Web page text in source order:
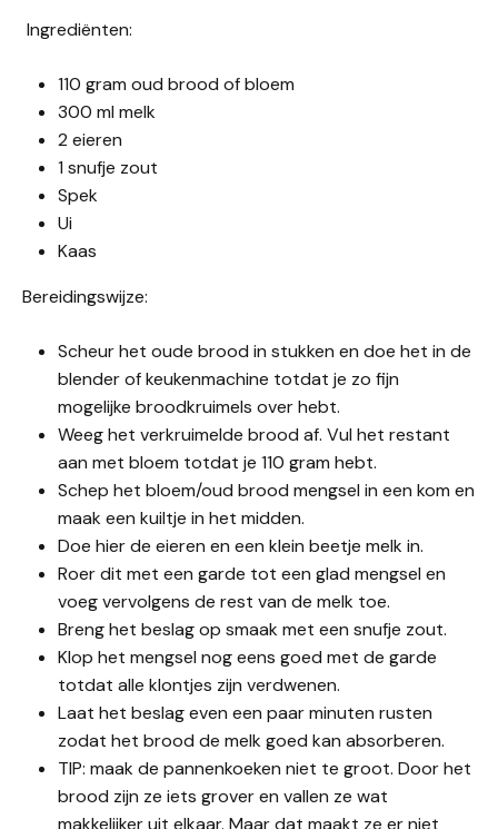
Ingrediënten:
110 gram oud brood of bloem
300 ml melk
2 eieren
1 snufje zout
Spek
Ui
Kaas
Bereidingswijze:
Scheur het oude brood in stukken en doe het in de
blender of keukenmachine totdat je zo fijn
mogelijke broodkruimels over hebt.
Weeg het verkruimelde brood af. Vul het restant
aan met bloem totdat je 110 gram hebt.
Schep het bloem/oud brood mengsel in een kom en
maak een kuiltje in het midden.
Doe hier de eieren en een klein beetje melk in.
Roer dit met een garde tot een glad mengsel en
voeg vervolgens de rest van de melk toe.
Breng het beslag op smaak met een snufje zout.
Klop het mengsel nog eens goed met de garde
totdat alle klontjes zijn verdwenen.
Laat het beslag even een paar minuten rusten
zodat het brood de melk goed kan absorberen.
TIP: maak de pannenkoeken niet te groot. Door het
brood zijn ze iets grover en vallen ze wat
makkelijker uit elkaar. Maar dat maakt ze er niet